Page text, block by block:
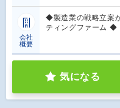
会社
概要
◆製造業の戦略立案
ティングファーム ◆
気になる